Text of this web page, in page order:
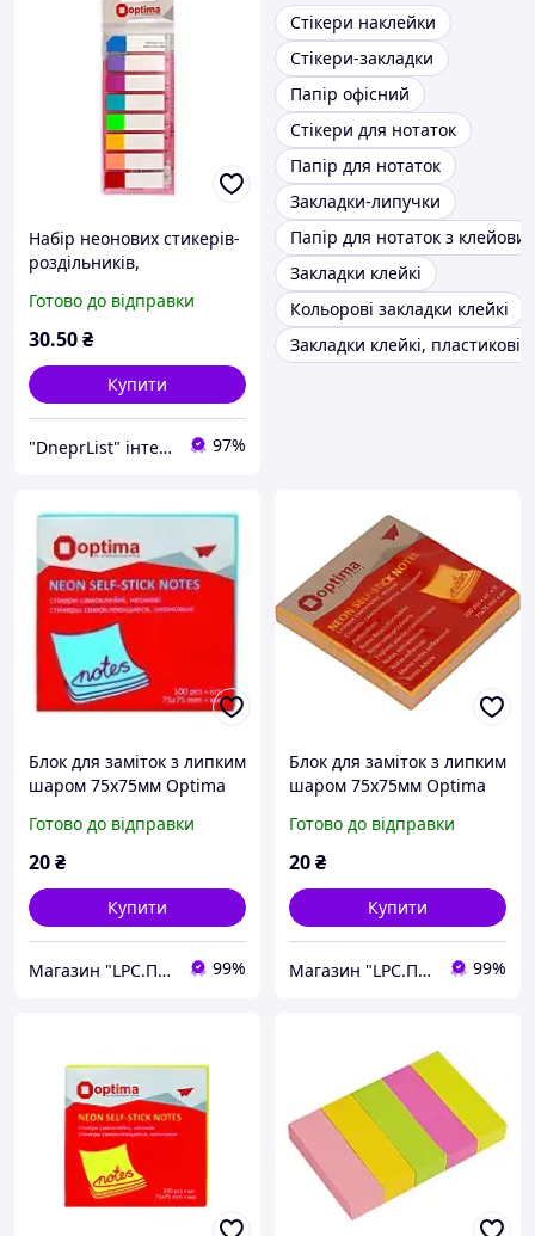
Набір неонових стикерів-
роздільників,
Optima Neon
Готово до відправки
30.50₴
Купити
"DneprList" інтернет магазин 97%
Стікери наклейки
Стікери-закладки
Папір офісний
Стікери для нотаток
Папір для нотаток
Закладки-липучки
Папір для нотаток з
Закладки клейкі
Кольорові закладки клейкі
Закладки клейкі, пластикові
Блок для заміток з липким
шаром 75х75мм Optima
аркушів O25513-11
Готово до відправки
20₴
Купити
Магазин "LPC.Поліграфія" 99%
Блок для заміток з липким
шаром 75х75мм Optima
100 аркушів O25513-06
Готово до відправки
20₴
Купити
Магазин "LPC.Поліграфія" 99%